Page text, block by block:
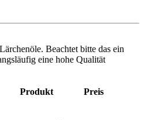
Beachtet bitte das ein
eine hohe Qualität
Produkt Preis